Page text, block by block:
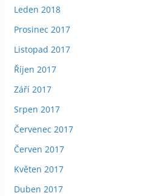
Leden 2018
Prosinec 2017
Listopad 2017
Říjen 2017
Září 2017
Srpen 2017
Červenec 2017
Červen 2017
Květen 2017
Duben 2017